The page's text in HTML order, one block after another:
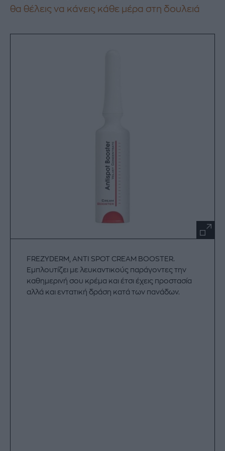
θα θέλεις να κάνεις κάθε μέρα στη δουλειά
FREZYDERM, ANTI SPOT CREAM BOOSTER.
Εμπλουτίζει με λευκαντικούς παράγοντες την
καθημερινή σου κρέμα και έτσι έχεις προστασία
αλλά και εντατική δράση κατά των πανάδων.